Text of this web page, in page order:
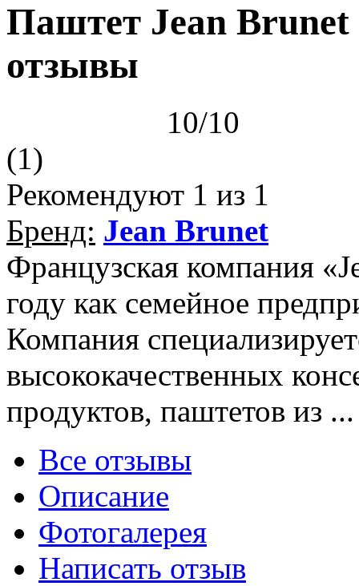
Паштет Jean Brunet
отзывы
10/10
(1)
Рекомендуют 1 из 1
Бренд: Jean Brunet
Французская компания
году как семейное
Компания
высококачественных
продуктов, паштетов из
Все отзывы
Описание
Фотогалерея
Написать отзыв